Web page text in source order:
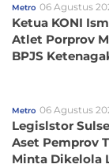
Metro 06 Agustus
Ketua KONI
Atlet Porprov
BPJS
Metro 06 Agustus
Legislstor
Aset Pemprov
Minta Dikelola